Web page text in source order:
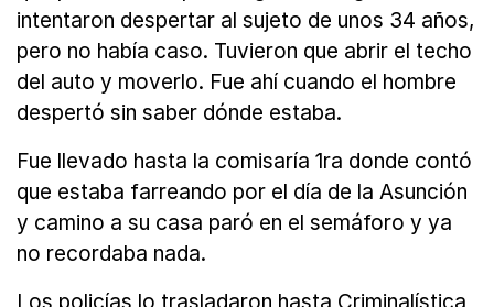
intentaron despertar al sujeto de unos 34 años,
pero no había caso. Tuvieron que abrir el techo
del auto y moverlo. Fue ahí cuando el hombre
despertó sin saber dónde estaba.
Fue llevado hasta la comisaría 1ra donde contó
que estaba farreando por el día de la Asunción
y camino a su casa paró en el semáforo y ya
no recordaba nada.